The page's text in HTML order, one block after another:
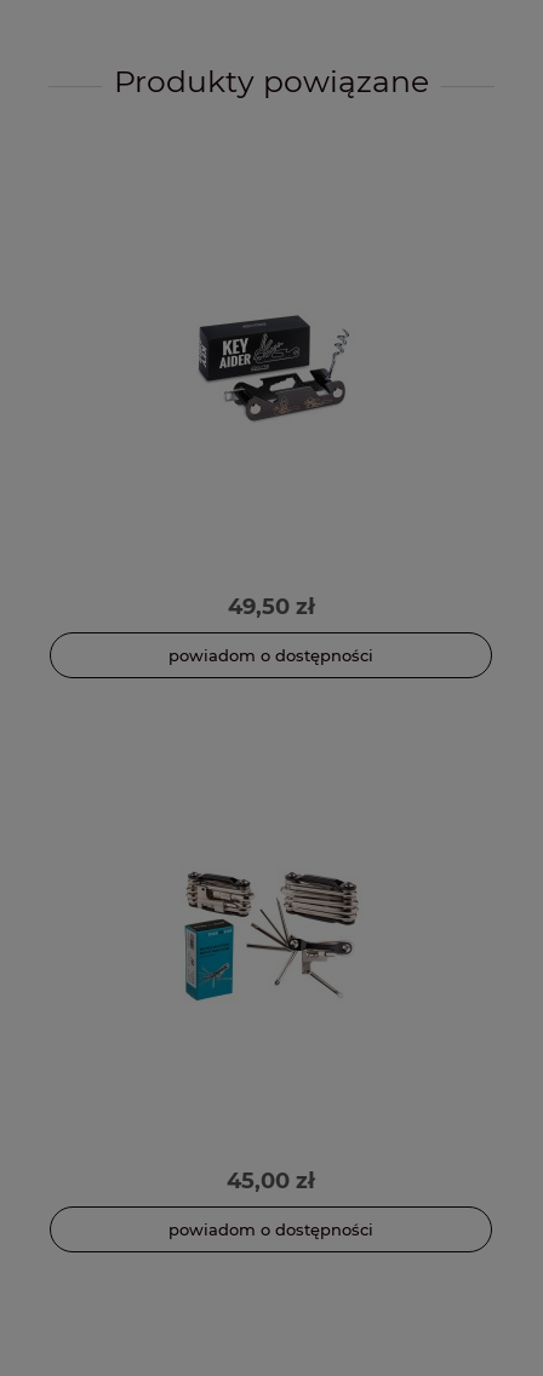
Produkty powiązane
49,50 zł
powiadom o dostępności
45,00 zł
powiadom o dostępności